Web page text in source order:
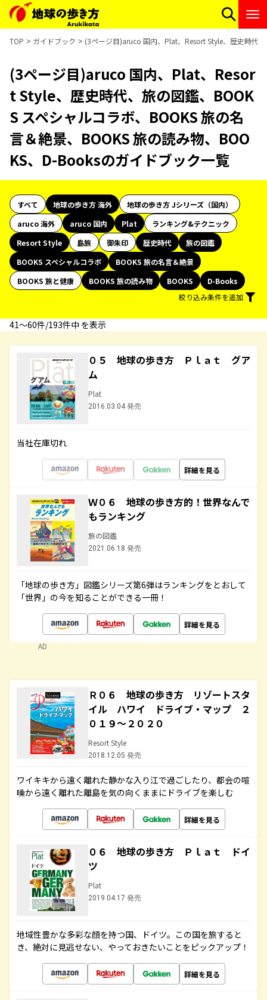
TOP ガイドブック (3ページ目)aruco 国内、Plat、Resort Style、歴史時代
(3ページ目)aruco 国内、Plat、Resor
t Style、歴史時代、旅の図鑑、BOOK
S スペシャルコラボ、BOOKS 旅の名
言＆絶景、BOOKS 旅の読み物、BOO
KS、D-Booksのガイドブック一覧
すべて 地球の歩き方 海外
地球の歩き方 Jシリーズ（国内）
aruco 海外
aruco 国内 Plat
ランキング&テクニック
Resort Style
島旅 御朱印 歴史時代
旅の図鑑
BOOKS スペシャルコラボ
BOOKS 旅の名言＆絶景
BOOKS 旅と健康
BOOKS 旅の読み物 BOOKS
D-Books
絞り込み条件を追加
41〜60件/193件中 を表示
０５ 地球の歩き方 Ｐｌａｔ グア
ム
Plat
2016.03.04 発売
当社在庫切れ
詳細を見る
Ｗ０６ 地球の歩き方的！世界なんで
もランキング
旅の図鑑
2021.06.18 発売
「地球の歩き方」図鑑シリーズ第6弾はランキングをとおして
「世界」の今を知ることができる一冊！
詳細を見る
AD
Ｒ０６ 地球の歩き方 リゾートスタ
イル ハワイ ドライブ・マップ ２
０１９～２０２０
Resort Style
2018.12.05 発売
ワイキキから遠く離れた静かな入り江で過ごしたり、都会の喧
噪から遠く離れた離島を気の向くままにドライブを楽しむ
詳細を見る
０６ 地球の歩き方 Ｐｌａｔ ドイ
ツ
Plat
2019.04.17 発売
地域性豊かな多彩な顔を持つ国、ドイツ。この国を旅すると
き、絶対に見逃せない、やっておきたいことをピックアップ！
詳細を見る